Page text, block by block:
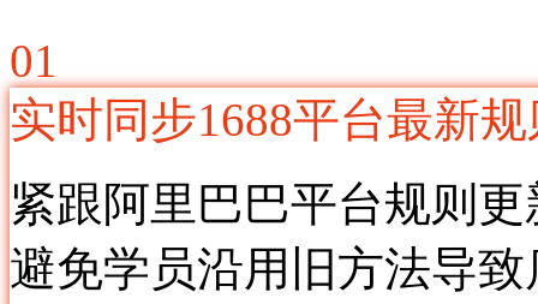
01
实时同步1688平台最新
紧跟阿里巴巴平台规则
避免学员沿用旧方法导